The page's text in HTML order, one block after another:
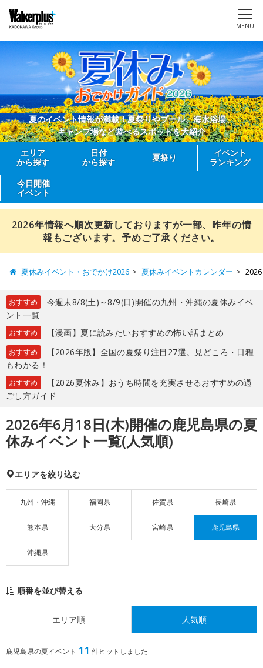
MENU
夏のイベント情報が満載！夏祭りやプール、海水浴場、
キャンプ場など遊べるスポットを大紹介
エリア
から探す
日付
から探す
夏祭り
イベント
ランキング
今日開催
イベント
2026年情報へ順次更新しておりますが一部、昨年の情
報もございます。予めご了承ください。
夏休みイベント・おでかけ2026 夏休みイベントカレンダー
おすすめ
今週末8/8(土)～8/9(日)開催の九州・沖縄の夏休みイベ
ント一覧
おすすめ 【漫画】夏に読みたいおすすめの怖い話まとめ
おすすめ
【2026年版】全国の夏祭り注目27選。見どころ・日程
もわかる！
おすすめ
【2026夏休み】おうち時間を充実させるおすすめの過
ごし方ガイド
2026年6月18日(木)開催の鹿児島県の夏
休みイベント一覧(人気順)
エリアを絞り込む
九州・沖縄 福岡県 佐賀県 長崎県
熊本県 大分県 宮崎県 鹿児島県
沖縄県
順番を並び替える
エリア順 人気順
鹿児島県の夏イベント 11 件ヒットしました